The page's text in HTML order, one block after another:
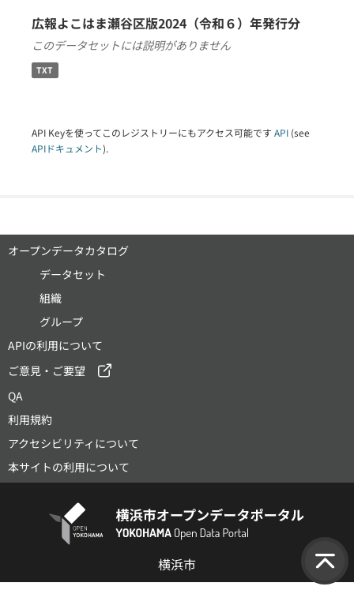
広報よこはま瀬谷区版2024（令和６）年発行分
このデータセットには説明がありません
TXT
API Keyを使ってこのレジストリーにもアクセス可能です API (see
APIドキュメント).
オープンデータカタログ
データセット
組織
グループ
APIの利用について
ご意見・ご要望
QA
利用規約
アクセシビリティについて
本サイトの利用について
横浜市